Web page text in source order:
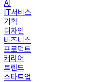
AI
IT서비스
기획
디자인
비즈니스
프로덕트
커리어
트렌드
스타트업